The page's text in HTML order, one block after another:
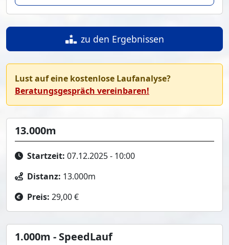
zu den Ergebnissen
Lust auf eine kostenlose Laufanalyse?
Beratungsgespräch vereinbaren!
13.000m
Startzeit: 07.12.2025 - 10:00
Distanz: 13.000m
Preis: 29,00 €
1.000m - SpeedLauf